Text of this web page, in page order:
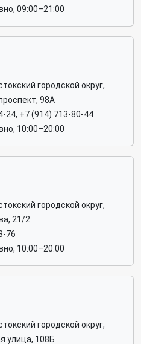
09:00–21:00
городской округ,
98А
24, +7 (914) 713-80-44
10:00–20:00
городской округ,
21/2
76
10:00–20:00
городской округ,
улица, 108Б